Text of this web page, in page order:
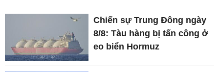
Chiến sự Trung Đông ngày
8/8: Tàu hàng bị tấn công ở
eo biển Hormuz